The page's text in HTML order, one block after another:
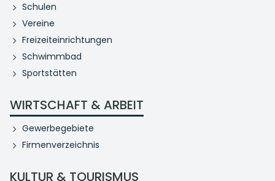
Schulen
Vereine
Freizeiteinrichtungen
Schwimmbad
Sportstätten
WIRTSCHAFT & ARBEIT
Gewerbegebiete
Firmenverzeichnis
KULTUR & TOURISMUS